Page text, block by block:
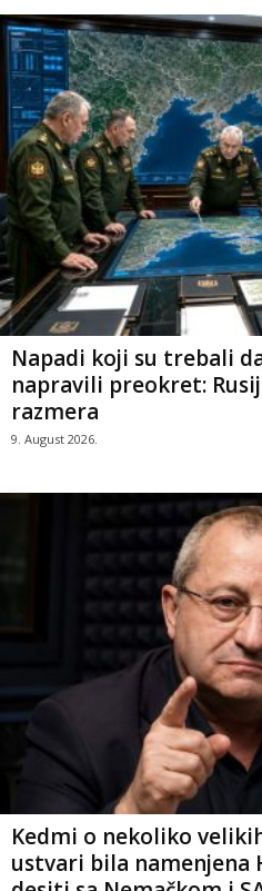
Napadi koji su trebali
napravili preokret:
razmera
9. August 2026.
Kedmi o nekoliko
ustvari bila namenjena